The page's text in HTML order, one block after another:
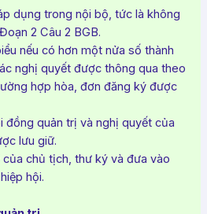
dụng trong nội bộ, tức là không
2 Câu 2 BGB.
nếu có hơn một nửa số thành
nghị quyết được thông qua theo
hợp hòa, đơn đăng ký được
đồng quản trị và nghị quyết của
lưu giữ.
chủ tịch, thư ký và đưa vào
hội.